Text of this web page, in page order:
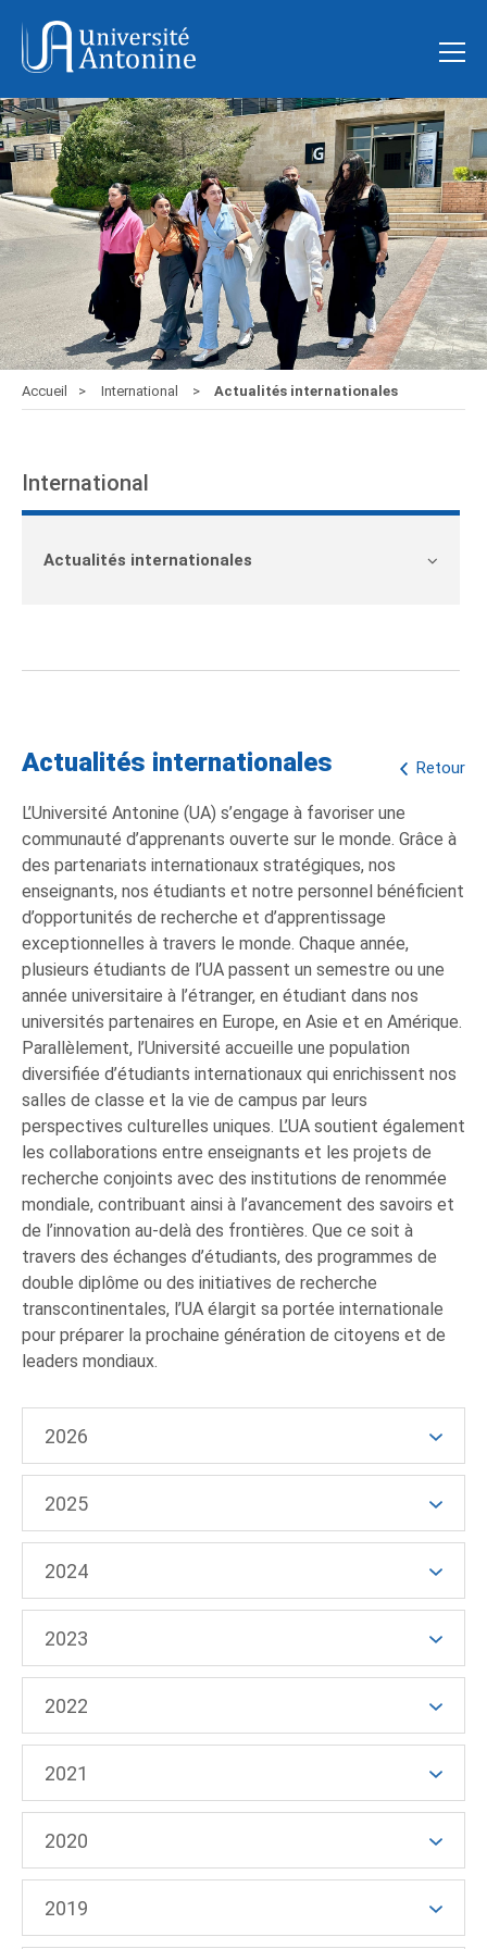
Accueil International Actualités internationales
International
Actualités internationales
Retour
Actualités internationales
L’Université Antonine (UA) s’engage à favoriser une
communauté d’apprenants ouverte sur le monde. Grâce à
des partenariats internationaux stratégiques, nos
enseignants, nos étudiants et notre personnel bénéficient
d’opportunités de recherche et d’apprentissage
exceptionnelles à travers le monde. Chaque année,
plusieurs étudiants de l’UA passent un semestre ou une
année universitaire à l’étranger, en étudiant dans nos
universités partenaires en Europe, en Asie et en Amérique.
Parallèlement, l’Université accueille une population
diversifiée d’étudiants internationaux qui enrichissent nos
salles de classe et la vie de campus par leurs
perspectives culturelles uniques. L’UA soutient également
les collaborations entre enseignants et les projets de
recherche conjoints avec des institutions de renommée
mondiale, contribuant ainsi à l’avancement des savoirs et
de l’innovation au-delà des frontières. Que ce soit à
travers des échanges d’étudiants, des programmes de
double diplôme ou des initiatives de recherche
transcontinentales, l’UA élargit sa portée internationale
pour préparer la prochaine génération de citoyens et de
leaders mondiaux.
2026
2025
2024
2023
2022
2021
2020
2019